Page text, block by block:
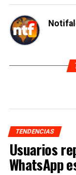
TENDENCIAS
Usuarios
WhatsApp